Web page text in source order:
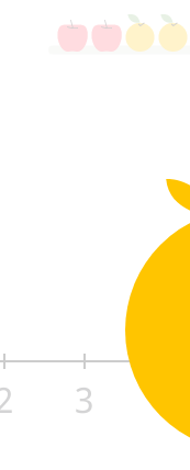
3 4